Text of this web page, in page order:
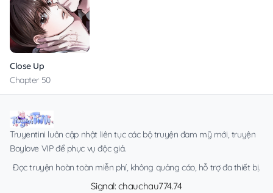
Close Up
Chapter 50
Truyentini luôn cập nhật liên tục các bộ truyện đam mỹ mới, truyện
Boylove VIP để phục vụ độc giả.
Đọc truyện hoàn toàn miễn phí, không quảng cáo, hỗ trợ đa thiết bị.
Signal: chauchau774.74